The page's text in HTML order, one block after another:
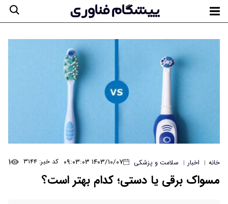
خانه | اخبار | سلامت و پزشکی ۱۴۰۳/۱۰/۰۷ ۰۹:۰۳:۰۳ کد خبر: ۳۱۴۴ ۱
مسواک برقی یا دستی؛ کدام بهتر است؟